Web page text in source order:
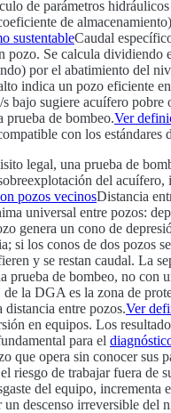
de parámetros
de
sustentableCaudal
pozo. Se calcula dividiendo
por el abatimiento del
indica un pozo eficiente
bajo sugiere acuífero pobre
prueba de bombeo.Ver
con los estándares
legal, una prueba de
del acuífero,
pozos vecinosDistancia
universal entre pozos:
genera un cono de
si los conos de dos pozos
y se restan caudal. La
prueba de bombeo, no con
la DGA es la zona de
distancia entre pozos.Ver
en equipos. Los
para el
que opera sin conocer sus
riesgo de trabajar fuera de
del equipo, incrementa
un descenso irreversible del